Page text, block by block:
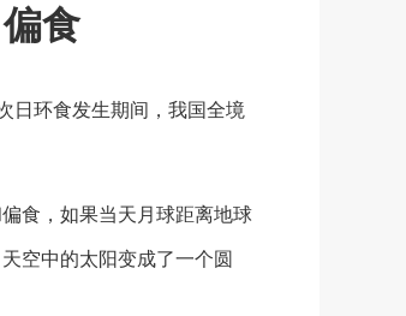
食
环食发生期间，我国全境
食，如果当天月球距离地球
空中的太阳变成了一个圆